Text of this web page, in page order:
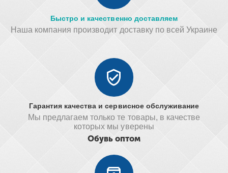
Быстро и качественно доставляем
Наша компания производит доставку по всей Украине
Гарантия качества и сервисное обслуживание
Мы предлагаем только те товары, в качестве
которых мы уверены
Обувь оптом